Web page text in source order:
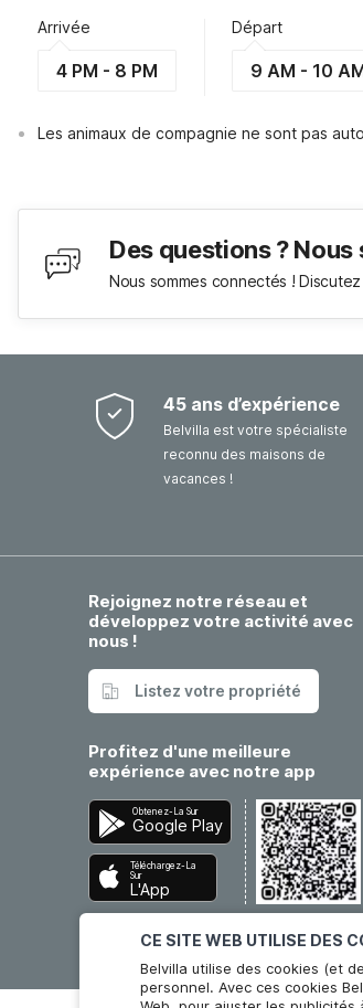
CE SITE WEB UTILISE DES
Belvilla utilise des cookies (et
personnel. Avec ces cookies
Arrivée
4 PM - 8 PM
Départ
9 AM - 10
Les animaux de compagnie ne sont pas
Des questions ?
Nous sommes connectés !
45 ans d’expérience
Belvilla est votre spécialiste
reconnu des maisons de
vacances !
Rejoignez notre réseau et
développez votre activité avec
nous !
Listez votre propriété
Profitez d'une meilleure
expérience avec notre app
Obtenez-La Sur
Google Play
Téléchargez-La
Sur
L'App
Store